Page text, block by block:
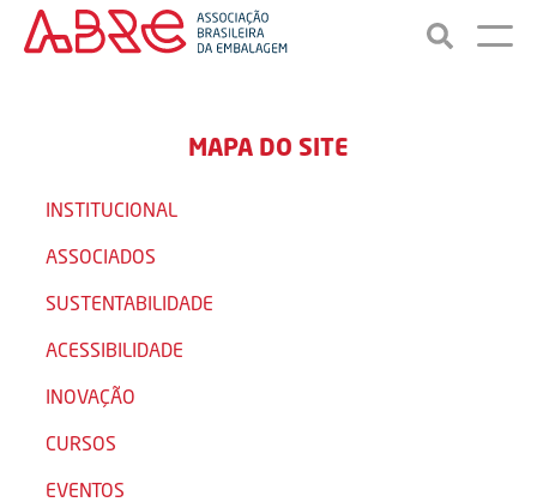
MAPA DO SITE
INSTITUCIONAL
ASSOCIADOS
SUSTENTABILIDADE
ACESSIBILIDADE
INOVAÇÃO
CURSOS
EVENTOS